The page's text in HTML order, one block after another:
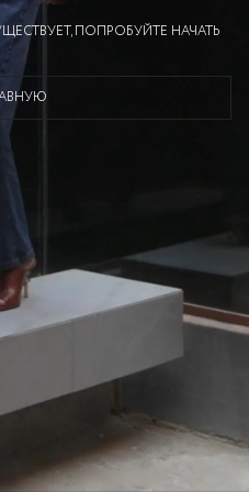
ПОПРОБУЙТЕ НАЧАТЬ